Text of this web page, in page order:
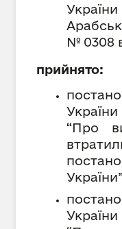
№ 0308
прийнято:
“Про